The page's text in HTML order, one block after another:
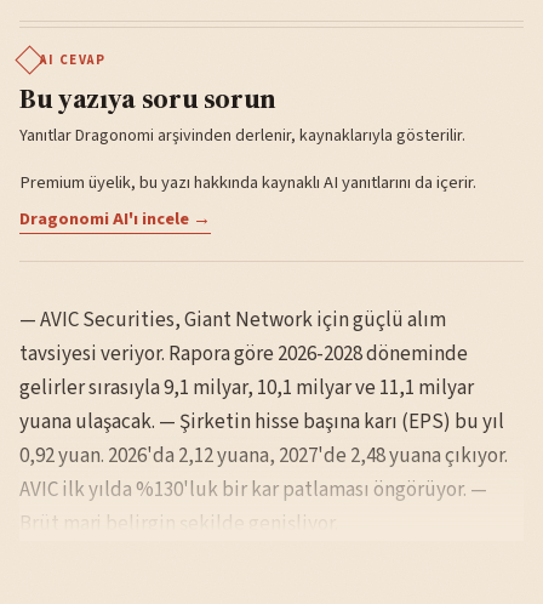
AI CEVAP
Bu yazıya soru sorun
Yanıtlar Dragonomi arşivinden derlenir, kaynaklarıyla gösterilir.
Premium üyelik, bu yazı hakkında kaynaklı AI yanıtlarını da içerir.
Dragonomi AI'ı incele →
— AVIC Securities, Giant Network için güçlü alım
tavsiyesi veriyor. Rapora göre 2026-2028 döneminde
gelirler sırasıyla 9,1 milyar, 10,1 milyar ve 11,1 milyar
yuana ulaşacak. — Şirketin hisse başına karı (EPS) bu yıl
0,92 yuan. 2026'da 2,12 yuana, 2027'de 2,48 yuana çıkıyor.
AVIC ilk yılda %130'luk bir kar patlaması öngörüyor. —
Brüt marj belirgin şekilde genişliyor.